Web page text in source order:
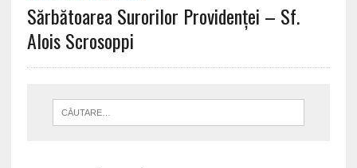
Sărbătoarea Surorilor Providenței – Sf.
Alois Scrosoppi